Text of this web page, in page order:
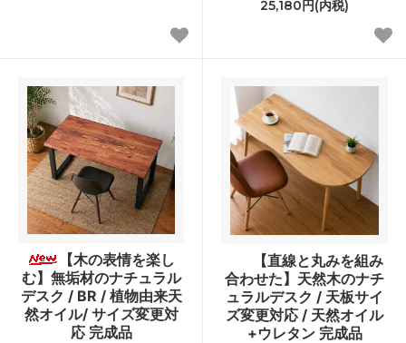
25,180円(内税)
【木の表情を楽し
む】無垢材のナチュラル
デスク / BR / 植物由来天
然オイル/ サイズ変更対
応 完成品
【直線と丸みを組み
合わせた】天然木のナチ
ュラルデスク / 天板サイ
ズ変更対応 / 天然オイル
+ウレタン 完成品